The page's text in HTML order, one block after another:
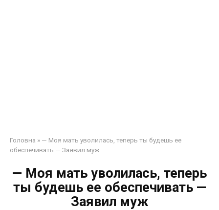
Головна » — Моя мать уволилась, теперь ты будешь ее
обеспечивать — Заявил муж
— Моя мать уволилась, теперь
ты будешь ее обеспечивать —
Заявил муж